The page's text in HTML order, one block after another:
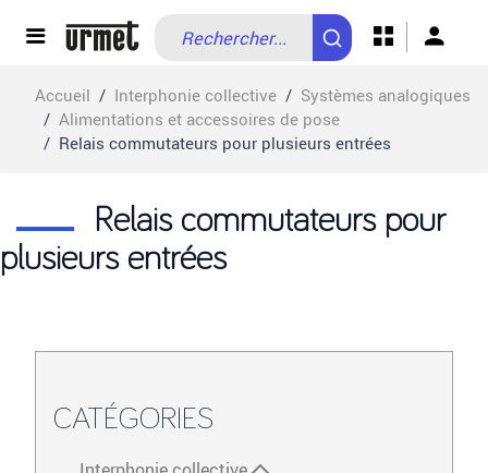
Allez au contenu
Accueil / Interphonie collective / Systèmes analogiques
/ Alimentations et accessoires de pose
/ Relais commutateurs pour plusieurs entrées
Relais commutateurs pour
plusieurs entrées
CATÉGORIES